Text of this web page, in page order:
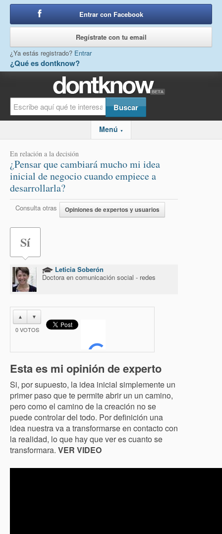
¿Qué es dontknow?
Entrar con Facebook
Regístrate con tu email
¿Ya estás registrado? Entrar
Menú ▼
En relación a la decisión
¿Pensar que cambiará mucho mi idea
inicial de negocio cuando empiece a
desarrollarla?
Consulta otras Opiniones de expertos y usuarios
Sí
Leticia Soberón
Doctora en comunicación social - redes
▲ ▼
0VOTOS
Esta es mi opinión de experto
Si, por supuesto, la idea inicial simplemente un
primer paso que te permite abrir un un camino,
pero como el camino de la creación no se
puede controlar del todo. Por definición una
idea nuestra va a transformarse en contacto con
la realidad, lo que hay que ver es cuanto se
transformara. VER VIDEO